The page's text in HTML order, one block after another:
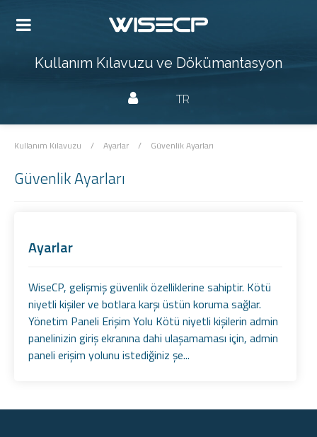
Kullanım Kılavuzu ve Dökümantasyon
TR
Kullanım Kılavuzu / Ayarlar / Güvenlik Ayarları
Güvenlik Ayarları
Ayarlar
WiseCP, gelişmiş güvenlik özelliklerine sahiptir. Kötü
niyetli kişiler ve botlara karşı üstün koruma sağlar.
Yönetim Paneli Erişim Yolu Kötü niyetli kişilerin admin
panelinizin giriş ekranına dahi ulaşamaması için, admin
paneli erişim yolunu istediğiniz şe...